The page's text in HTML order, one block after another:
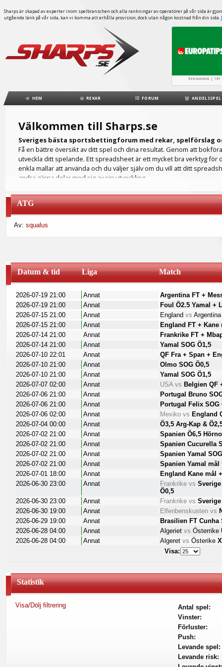
Sharps är skapad av experter inom spelbranschen och alla rankningar av operatörer på vår sida är
utgående länk på vår sida, kan vi komma att erhålla provision, dock utan någon kostnad från din sida.
Reklamlänk |
HEM REKAR FORUM ANDELSSPEL
Välkommen till Sharps.se
Sveriges bästa sportsbettingforum med rekar, spelförslag
Få en bättre översikt av ditt spel och dina resultat. Genom att
utveckla ditt spelande. Ett spreadsheet är ett mycket bra verktyg
enkla mallar att använda och du väljer själv om du vill att ditt
andra gärna delar med sig av sin utveckling.
på ett flertal olika spelbolag och då är det bra att hålla all
du för att kunna analysera ditt spelande. Ett detaljrikt spreadsheet
Du kanske föredrar att lägga dina spel på fotboll men ditt
ditt fokus. Ett spreadsheet är nyckeln till framgångsrikt spelande.
ATG
Av:squalus
Datum & tid Liga Match
2026-07-19 21:00 Annat
Argentina FT +
2026-07-19 21:00
Annat
Foul Ö2.5 Yamal +
2026-07-15 21:00
Annat Englandvs
2026-07-15 21:00
Annat
England FT + Kane
2026-07-14 21:00
Annat
Frankrike FT +
2026-07-14 21:00
Annat
Yamal SOG Ö1,5
2026-07-10 22:01
Annat
QF Fra + Span +
2026-07-10 21:00
Annat
Olmo SOG Ö0,5
2026-07-10 21:00
Annat
Yamal SOG Ö1,5
2026-07-07 02:00
Annat USA vs Belgien QF
2026-07-06 21:00
Annat
Portugal Bruno
2026-07-06 21:00
Annat
Portugal Felix SOG
2026-07-06 02:00
Annat Mexiko vs England
2026-07-04 00:00
Annat
Ö3,5 Arg-Kap &
2026-07-02 21:00
Annat
Spanien Ö6,5
2026-07-02 21:00
Annat
Spanien Cucurella
2026-07-02 21:00
Annat
Spanien Yamal
2026-07-02 21:00
Annat Spanien Yamal mål
2026-07-01 18:00
Annat
England Kane mål
2026-06-30 23:00
Annat Frankrike vs
Ö0,5
2026-06-30 23:00
Annat Frankrike vs
2026-06-30 19:00
Annat Elfenbenskustenvs
2026-06-29 19:00
Annat
Brasilien FT Cunha
2026-06-28 04:00
Annat Algerietvs Österrike
2026-06-28 04:00
Annat Algeretvs ÖsterikeX
Visa:
Statistik
Visa/Dölj filtrering
Antal spel:
Vinster:
Förluster:
Push:
Levande spel:
Levande risk: